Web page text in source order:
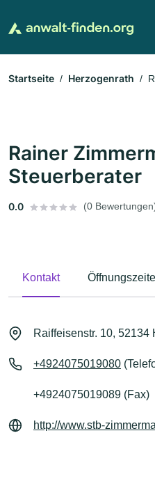
Startseite Herzogenrath
Rainer
Steuerberater
0.0 (0
Kontakt
Raiffeisenstr. 10, 52134
+4924075019080
+4924075019089 (Fax)
http://www.stb-